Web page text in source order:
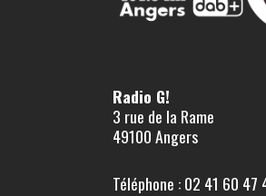
Radio G!
3 rue de la Rame
49100 Angers
Téléphone : 02 41 60 47